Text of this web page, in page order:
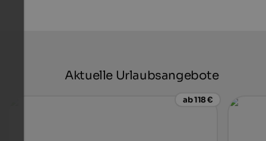
Aktuelle Urlaubsangebote
ab 118 €